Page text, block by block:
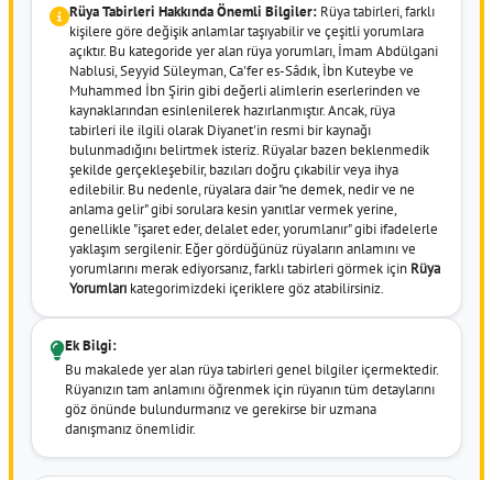
Rüya Tabirleri Hakkında Önemli Bilgiler: Rüya tabirleri, farklı
kişilere göre değişik anlamlar taşıyabilir ve çeşitli yorumlara
açıktır. Bu kategoride yer alan rüya yorumları, İmam Abdülgani
Nablusi, Seyyid Süleyman, Ca'fer es-Sâdık, İbn Kuteybe ve
Muhammed İbn Şirin gibi değerli alimlerin eserlerinden ve
kaynaklarından esinlenilerek hazırlanmıştır. Ancak, rüya
tabirleri ile ilgili olarak Diyanet'in resmi bir kaynağı
bulunmadığını belirtmek isteriz. Rüyalar bazen beklenmedik
şekilde gerçekleşebilir, bazıları doğru çıkabilir veya ihya
edilebilir. Bu nedenle, rüyalara dair "ne demek, nedir ve ne
anlama gelir" gibi sorulara kesin yanıtlar vermek yerine,
genellikle "işaret eder, delalet eder, yorumlanır" gibi ifadelerle
yaklaşım sergilenir. Eğer gördüğünüz rüyaların anlamını ve
yorumlarını merak ediyorsanız, farklı tabirleri görmek için Rüya
Yorumları kategorimizdeki içeriklere göz atabilirsiniz.
Ek Bilgi:
Bu makalede yer alan rüya tabirleri genel bilgiler içermektedir.
Rüyanızın tam anlamını öğrenmek için rüyanın tüm detaylarını
göz önünde bulundurmanız ve gerekirse bir uzmana
danışmanız önemlidir.